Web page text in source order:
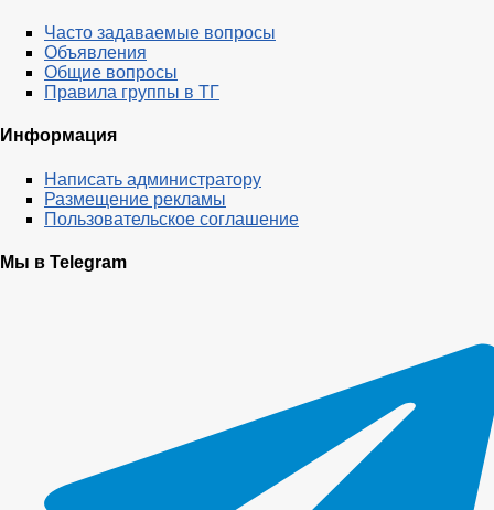
Часто задаваемые вопросы
Объявления
Общие вопросы
Правила группы в ТГ
Информация
Написать администратору
Размещение рекламы
Пользовательское соглашение
Мы в Telegram